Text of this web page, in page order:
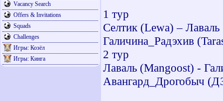
Vacancy Search
Offers & Invitations
Squads
Challenges
Игры: Козёл
Игры: Кинга
1 тур
Селтик (Lewa) –
Галичина_Радэхив
2 тур
Лаваль (Mangoost) -
Авангард_Дрогобыч